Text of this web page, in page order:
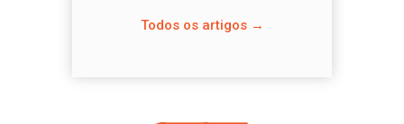
Todos os artigos →